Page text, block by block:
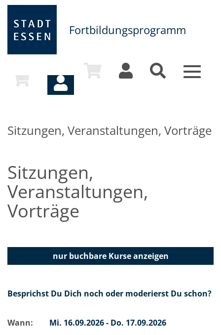
Fortbildungsprogramm
Toggle
Sitzungen, Veranstaltungen, Vorträge
Sitzungen,
Veranstaltungen,
Vorträge
nur buchbareKurse anzeigen
Besprichst Du Dich noch oder moderierst Du schon?
Wann: Mi. 16.09.2026 - Do. 17.09.2026